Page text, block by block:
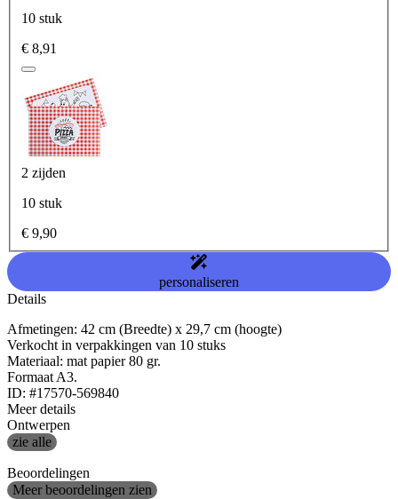
10 stuk
€ 8,91
2 zijden
10 stuk
€ 9,90
personaliseren
Details
Afmetingen: 42 cm (Breedte) x 29,7 cm (hoogte)
Verkocht in verpakkingen van 10 stuks
Materiaal: mat papier 80 gr.
Formaat A3.
ID: #17570-569840
Meer details
Ontwerpen
zie alle
Beoordelingen
Meer beoordelingen zien